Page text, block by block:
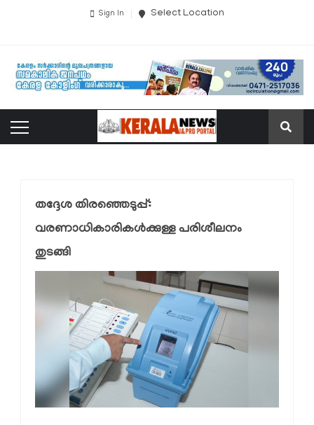
Sign In Select Location
തദ്ദേശ തിരഞ്ഞെടുപ്പ്:
വരണാധികാരികൾക്കുള്ള പരിശീലനം
തുടങ്ങി